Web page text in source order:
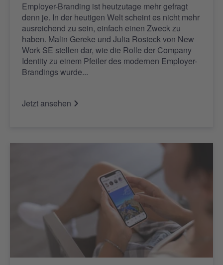
Employer-Branding ist heutzutage mehr gefragt
denn je. In der heutigen Welt scheint es nicht mehr
ausreichend zu sein, einfach einen Zweck zu
haben. Malin Gereke und Julia Rosteck von New
Work SE stellen dar, wie die Rolle der Company
Identity zu einem Pfeiler des modernen Employer-
Brandings wurde...
Jetzt ansehen